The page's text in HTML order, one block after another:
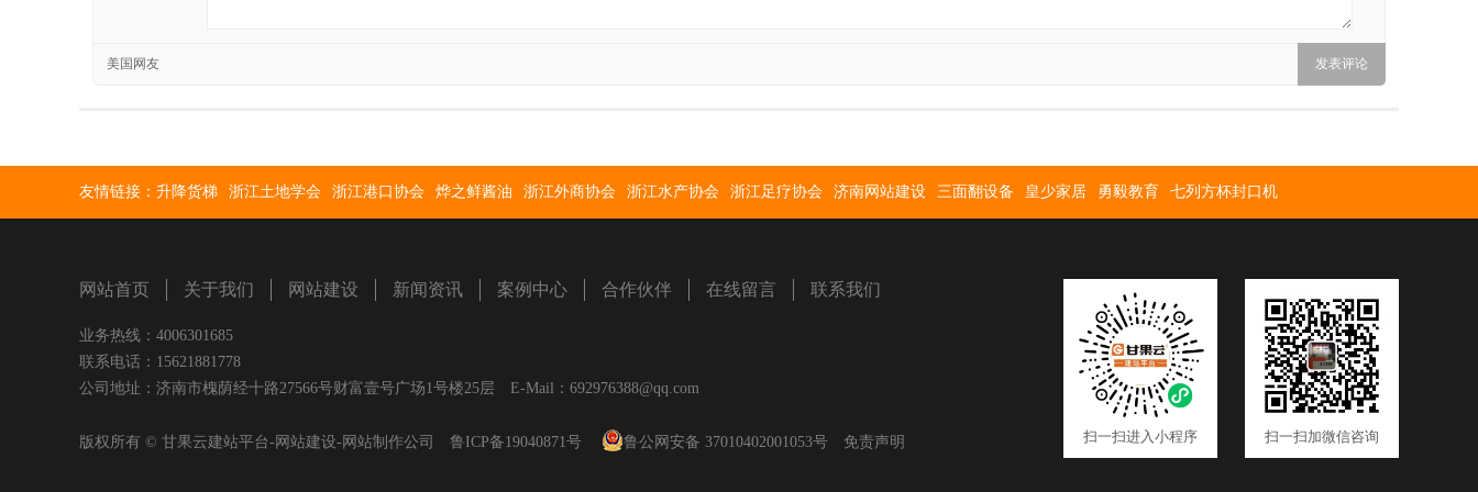
美国网友
友情链接： 升降货梯 浙江土地学会 浙江港口协会 烨之鲜酱油 浙江外商协会 浙江水产协会 浙江足疗协会 济南网站建设 三面翻设备 皇少家居 勇毅教育 七列方杯封口机
网站首页 关于我们 网站建设 新闻资讯 案例中心 合作伙伴 在线留言 联系我们
业务热线：4006301685
联系电话：15621881778
公司地址：济南市槐荫经十路27566号财富壹号广场1号楼25层 E-Mail：692976388@qq.com
版权所有 © 甘果云建站平台-网站建设-网站制作公司 鲁ICP备19040871号 鲁公网安备 37010402001053号 免责声明 扫一扫进入小程序 扫一扫加微信咨询